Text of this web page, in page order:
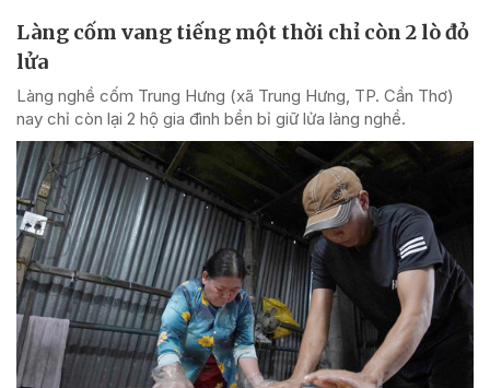
Làng cốm vang tiếng một thời chỉ còn 2 lò đỏ
lửa
Làng nghề cốm Trung Hưng (xã Trung Hưng, TP. Cần Thơ)
nay chỉ còn lại 2 hộ gia đình bền bỉ giữ lửa làng nghề.